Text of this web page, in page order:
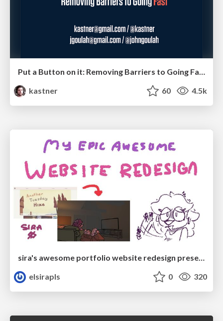
Put a Button on it: Removing Barriers to Going Fast.
kastner
60 4.5k
sira's awesome portfolio website redesign presentation
elsirapls
0 320